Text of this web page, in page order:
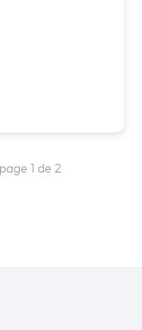
1 de 2